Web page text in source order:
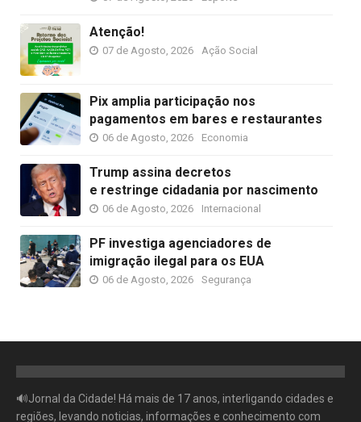
Atenção!
07 de Agosto, 2026 Ação Social
Pix amplia participação nos
pagamentos em bares e restaurantes
06 de Agosto, 2026 Economia
Trump assina decretos
e restringe cidadania por nascimento
06 de Agosto, 2026 Internacional
PF investiga agenciadores de
imigração ilegal para os EUA
06 de Agosto, 2026 Segurança
🔊Jornal da Cidade! Há mais de 17 anos, interligando cidades e
regiões, levando noticias, informações e conhecimento com